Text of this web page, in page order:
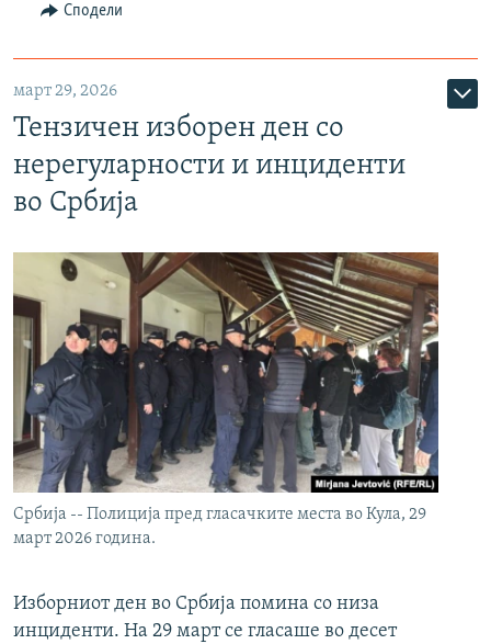
Сподели
март 29, 2026
Тензичен изборен ден со
нерегуларности и инциденти
во Србија
Србија -- Полиција пред гласачките места во Кула, 29
март 2026 година.
Изборниот ден во Србија помина со низа
инциденти. На 29 март се гласаше во десет